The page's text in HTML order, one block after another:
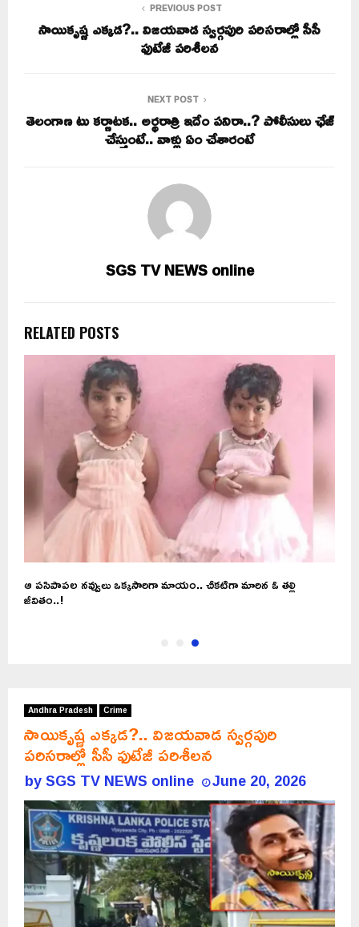
PREVIOUS POST
సాయికృష్ణ ఎక్కడ?.. విజయవాడ స్వర్గపురి పరిసరాల్లో సీసీ
ఫుటేజీ పరిశీలన
NEXT POST
తెలంగాణ టు కర్ణాటక.. అర్థరాత్రి ఇదేం పనిరా..? పోలీసులు ఛేజ్
చేస్తుంటే.. వాళ్లు ఏం చేశారంటే
SGS TV NEWS online
RELATED POSTS
ఆ పసిపాపల నవ్వులు ఒక్కసారిగా మాయం.. చీకటిగా మారిన ఓ తల్లి
జీవితం..!
Andhra Pradesh Crime
సాయికృష్ణ ఎక్కడ?.. విజయవాడ స్వర్గపురి
పరిసరాల్లో సీసీ ఫుటేజీ పరిశీలన
bySGS TV NEWS online June 20, 2026